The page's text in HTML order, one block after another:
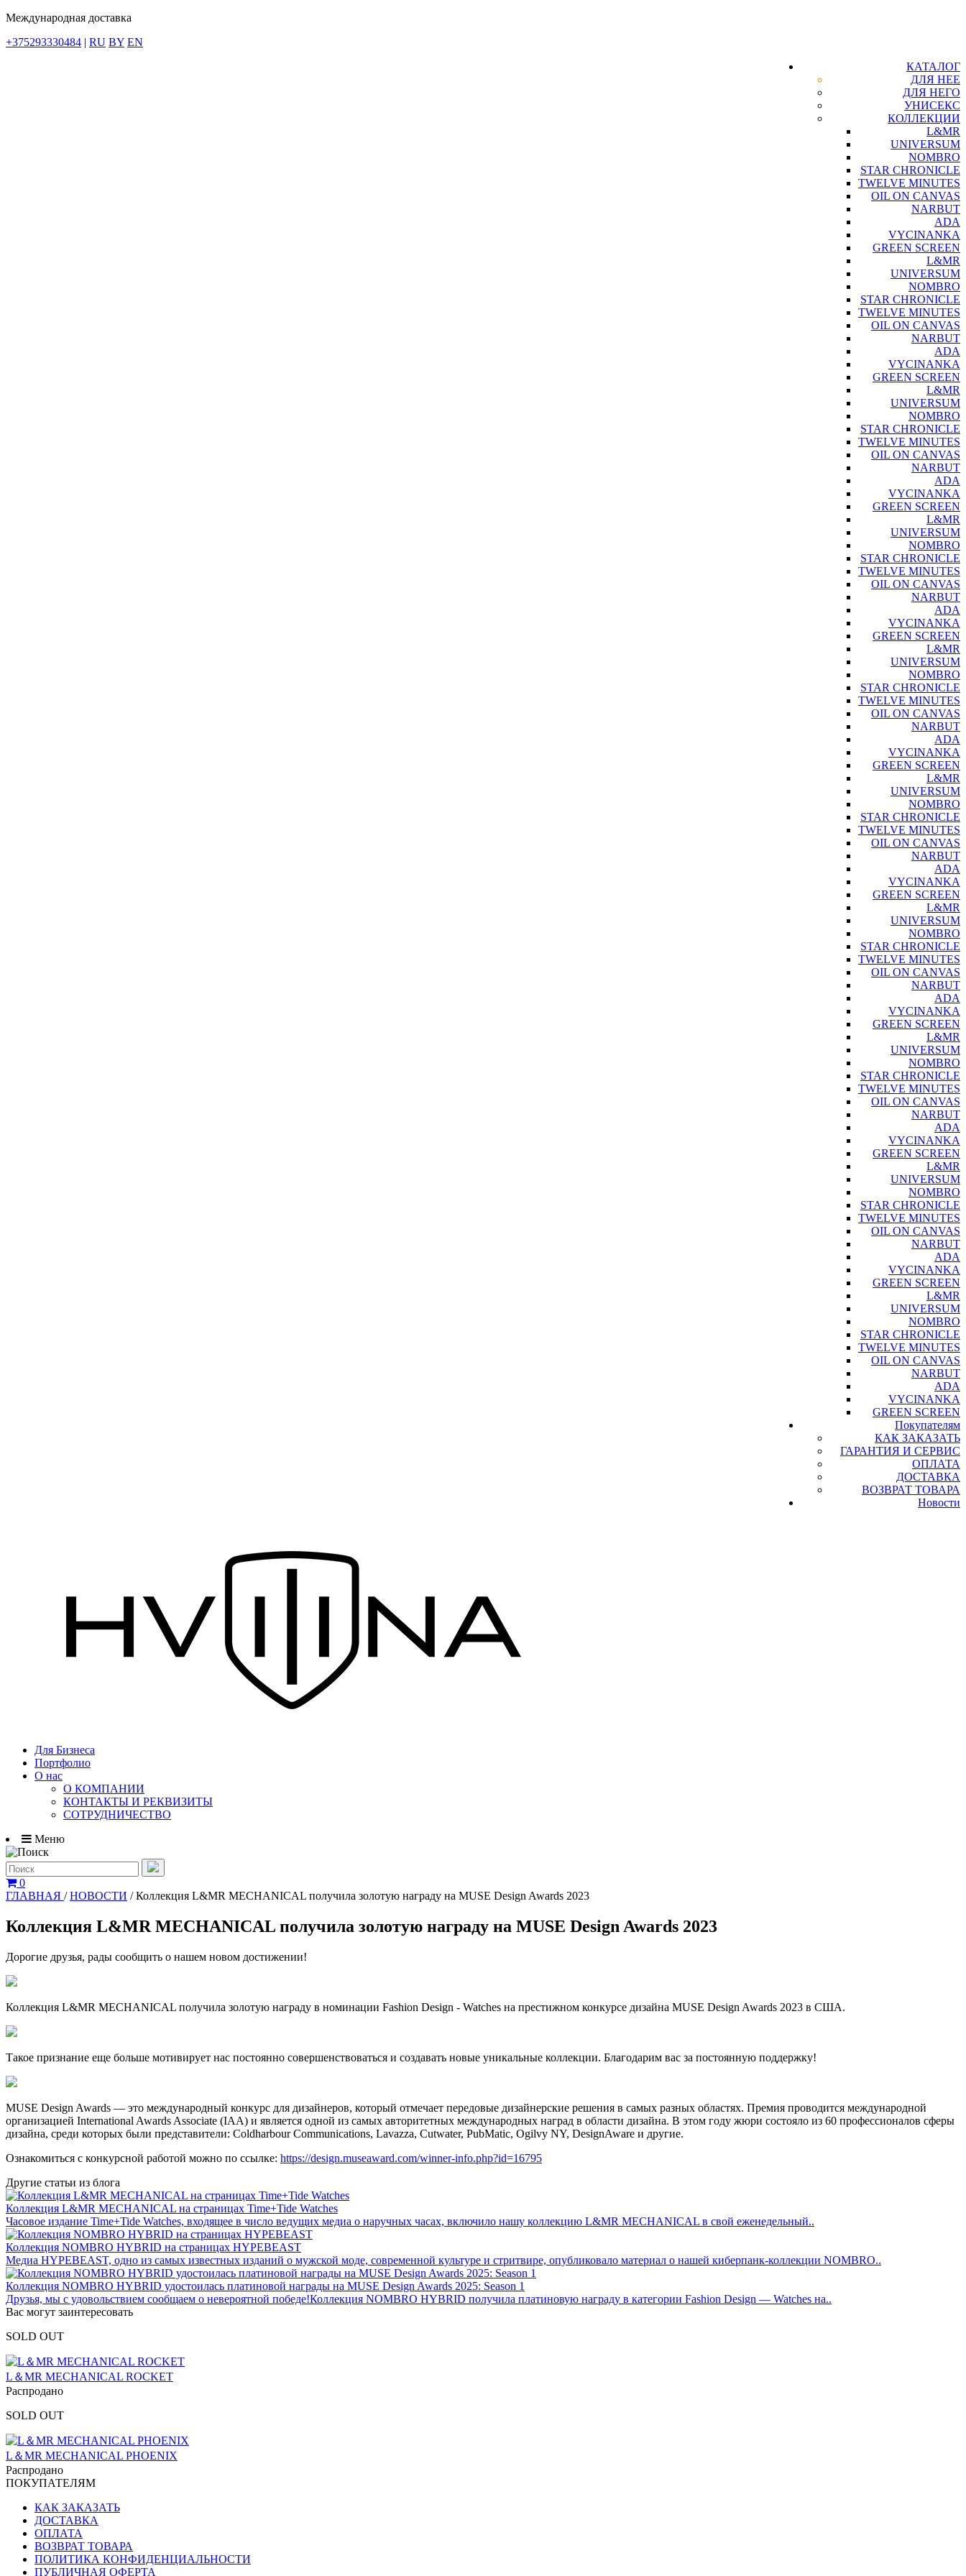
Международная доставка
+375293330484 | RU BY EN
КАТАЛОГ
ДЛЯ НЕЕ
ДЛЯ НЕГО
УНИСЕКС
КОЛЛЕКЦИИ
L&MR
UNIVERSUM
NOMBRO
STAR CHRONICLE
TWELVE MINUTES
OIL ON CANVAS
NARBUT
ADA
VYCINANKA
GREEN SCREEN
L&MR
UNIVERSUM
NOMBRO
STAR CHRONICLE
TWELVE MINUTES
OIL ON CANVAS
NARBUT
ADA
VYCINANKA
GREEN SCREEN
L&MR
UNIVERSUM
NOMBRO
STAR CHRONICLE
TWELVE MINUTES
OIL ON CANVAS
NARBUT
ADA
VYCINANKA
GREEN SCREEN
L&MR
UNIVERSUM
NOMBRO
STAR CHRONICLE
TWELVE MINUTES
OIL ON CANVAS
NARBUT
ADA
VYCINANKA
GREEN SCREEN
L&MR
UNIVERSUM
NOMBRO
STAR CHRONICLE
TWELVE MINUTES
OIL ON CANVAS
NARBUT
ADA
VYCINANKA
GREEN SCREEN
L&MR
UNIVERSUM
NOMBRO
STAR CHRONICLE
TWELVE MINUTES
OIL ON CANVAS
NARBUT
ADA
VYCINANKA
GREEN SCREEN
L&MR
UNIVERSUM
NOMBRO
STAR CHRONICLE
TWELVE MINUTES
OIL ON CANVAS
NARBUT
ADA
VYCINANKA
GREEN SCREEN
L&MR
UNIVERSUM
NOMBRO
STAR CHRONICLE
TWELVE MINUTES
OIL ON CANVAS
NARBUT
ADA
VYCINANKA
GREEN SCREEN
L&MR
UNIVERSUM
NOMBRO
STAR CHRONICLE
TWELVE MINUTES
OIL ON CANVAS
NARBUT
ADA
VYCINANKA
GREEN SCREEN
L&MR
UNIVERSUM
NOMBRO
STAR CHRONICLE
TWELVE MINUTES
OIL ON CANVAS
NARBUT
ADA
VYCINANKA
GREEN SCREEN
Покупателям
КАК ЗАКАЗАТЬ
ГАРАНТИЯ И СЕРВИС
ОПЛАТА
ДОСТАВКА
ВОЗВРАТ ТОВАРА
Новости
Для Бизнеса
Портфолио
О нас
О КОМПАНИИ
КОНТАКТЫ И РЕКВИЗИТЫ
СОТРУДНИЧЕСТВО
Меню
0
ГЛАВНАЯ /НОВОСТИ /Коллекция L&MR MECHANICAL получила золотую награду на MUSE Design Awards 2023
Коллекция L&MR MECHANICAL получила золотую награду на MUSE Design Awards 2023
Дорогие друзья, рады сообщить о нашем новом достижении!
Коллекция L&MR MECHANICAL получила золотую награду в номинации Fashion Design - Watches на престижном конкурсе дизайна MUSE Design Awards 2023 в США.
Такое признание еще больше мотивирует нас постоянно совершенствоваться и создавать новые уникальные коллекции. Благодарим вас за постоянную поддержку!
MUSE Design Awards — это международный конкурс для дизайнеров, который отмечает передовые дизайнерские решения в самых разных областях. Премия проводится международной
организацией International Awards Associate (IAA) и является одной из самых авторитетных международных наград в области дизайна. В этом году жюри состояло из 60 профессионалов сферы
дизайна, среди которых были представители: Coldharbour Communications, Lavazza, Cutwater, PubMatic, Ogilvy NY, DesignAware и другие.
Ознакомиться с конкурсной работой можно по ссылке: https://design.museaward.com/winner-info.php?id=16795
Другие статьи из блога
Коллекция L&MR MECHANICAL на страницах Time+Tide Watches
Часовое издание Time+Tide Watches, входящее в число ведущих медиа о наручных часах, включило нашу коллекцию L&MR MECHANICAL в свой еженедельный..
Коллекция NOMBRO HYBRID на страницах HYPEBEAST
Медиа HYPEBEAST, одно из самых известных изданий о мужской моде, современной культуре и стритвире, опубликовало материал о нашей киберпанк-коллекции NOMBRO..
Коллекция NOMBRO HYBRID удостоилась платиновой награды на MUSE Design Awards 2025: Season 1
Друзья, мы с удовольствием сообщаем о невероятной победе!Коллекция NOMBRO HYBRID получила платиновую награду в категории Fashion Design — Watches на..
Вас могут заинтересовать
SOLD OUT
L＆MR MECHANICAL ROCKET
Распродано
SOLD OUT
L＆MR MECHANICAL PHOENIX
Распродано
ПОКУПАТЕЛЯМ
КАК ЗАКАЗАТЬ
ДОСТАВКА
ОПЛАТА
ВОЗВРАТ ТОВАРА
ПОЛИТИКА КОНФИДЕНЦИАЛЬНОСТИ
ПУБЛИЧНАЯ ОФЕРТА